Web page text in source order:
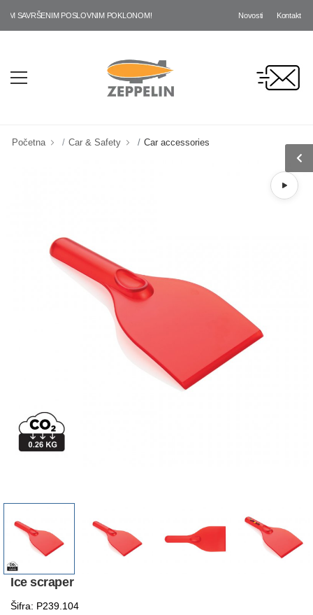
SAVRŠENIM POSLOVNIM POKLONOM! Novosti Kontakt
Početna Car & Safety Car accessories
Ice scraper
Šifra: P239.104